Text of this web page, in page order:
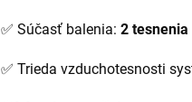
✅ Súčasť balenia: 2 tesnenia
✅ Trieda vzduchotesnosti